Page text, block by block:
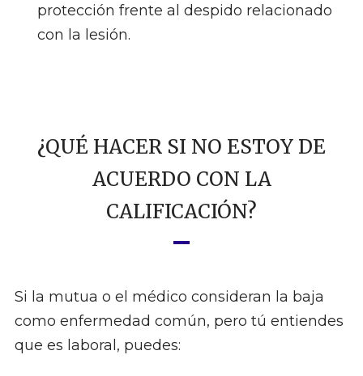
protección frente al despido relacionado
con la lesión.
¿QUÉ HACER SI NO ESTOY DE
ACUERDO CON LA
CALIFICACIÓN?
Si la mutua o el médico consideran la baja
como enfermedad común, pero tú entiendes
que es laboral, puedes: